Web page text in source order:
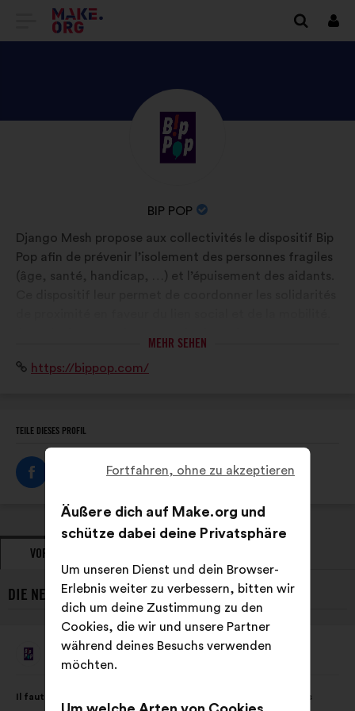
ZUR
STARTSEITE
GEHEN
ENTDECKE
DAS
VON
POP
NAME
ORGANISATION:
BIP POP
Kurzbiografie:
Django Mesh propose aux collectivités le dispositif Bip
Pop afin de prévenir l’isolement des personnes fragiles
(âge, santé, handicap, …) et l’épuisement des aidants.
numérique : site web, plateforme de mise en relation,
MEHR SEHEN
Website:
https://bippop.com/
TEILE DIESES PROFIL
VORSCHLÄGE
DIE NEUESTEN VORSCHLÄGE VON BIP POP:
VorschlagBip Pop
des
Il faut que les générations se rencontrent pour créer des liens
folgender
Fortfahren, ohne zu akzeptieren
Äußere dich auf Make.org und
schütze dabei deine Privatsphäre
Um unseren Dienst und dein Browser-
Erlebnis weiter zu verbessern, bitten wir
dich um deine Zustimmung zu den
Cookies, die wir und unsere Partner
während deines Besuchs verwenden
möchten.